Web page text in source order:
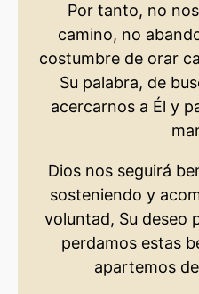
Por tanto, no
camino, no
costumbre de orar
Su palabra, de
acercarnos a Él y
Dios nos seguirá
sosteniendo y
voluntad, Su deseo
perdamos estas
apartemos